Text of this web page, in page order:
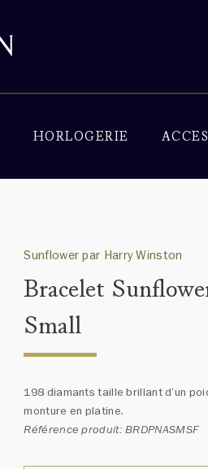
HORLOGERIE
Sunflower par Harry Winston
Bracelet
Small
198 diamants taille brillant d’un
monture en platine.
Référence produit: BRDPNASMSF